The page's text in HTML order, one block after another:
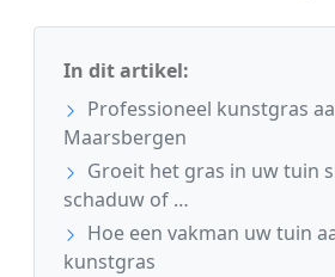
In dit artikel:
Professioneel kunstgras
Maarsbergen
Groeit het gras in uw tuin
schaduw of …
Hoe een vakman uw tuin
kunstgras